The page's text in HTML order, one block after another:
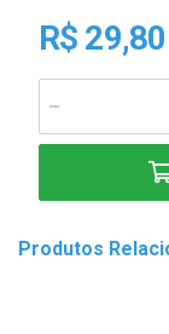
R$ 29,80
Produtos